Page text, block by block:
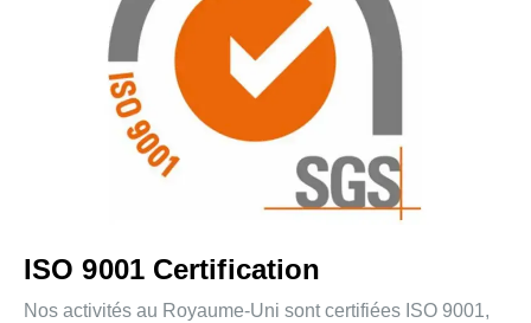
ISO 9001 Certification
Nos activités au Royaume-Uni sont certifiées ISO 9001,